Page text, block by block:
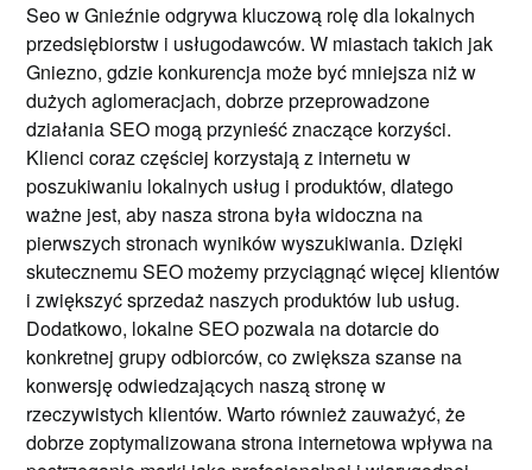
Seo w Gnieźnie odgrywa kluczową rolę dla lokalnych
przedsiębiorstw i usługodawców. W miastach takich jak
Gniezno, gdzie konkurencja może być mniejsza niż w
dużych aglomeracjach, dobrze przeprowadzone
działania SEO mogą przynieść znaczące korzyści.
Klienci coraz częściej korzystają z internetu w
poszukiwaniu lokalnych usług i produktów, dlatego
ważne jest, aby nasza strona była widoczna na
pierwszych stronach wyników wyszukiwania. Dzięki
skutecznemu SEO możemy przyciągnąć więcej klientów
i zwiększyć sprzedaż naszych produktów lub usług.
Dodatkowo, lokalne SEO pozwala na dotarcie do
konkretnej grupy odbiorców, co zwiększa szanse na
konwersję odwiedzających naszą stronę w
rzeczywistych klientów. Warto również zauważyć, że
dobrze zoptymalizowana strona internetowa wpływa na